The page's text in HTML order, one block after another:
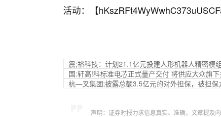
活动：【
震;裕科技：计划21.1亿元投建人形机器人精密模
国:轩高!科标准电芯正式量产交付 将供应大众旗
杭—叉集团;披露总额3.5亿元的对外担保，被担
声明：证券时报力求信息真实、准确，文章提及